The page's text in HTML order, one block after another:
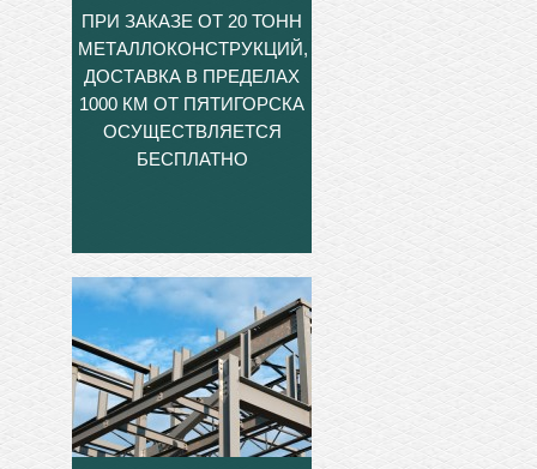
ПРИ ЗАКАЗЕ ОТ 20 ТОНН
МЕТАЛЛОКОНСТРУКЦИЙ,
ДОСТАВКА В ПРЕДЕЛАХ
1000 КМ ОТ ПЯТИГОРСКА
ОСУЩЕСТВЛЯЕТСЯ
БЕСПЛАТНО